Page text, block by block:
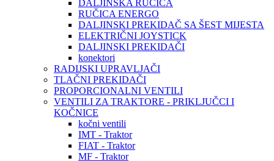
DALJINSKA RUČICA
RUČICA ENERGO
DALJINSKI PREKIDAČ SA ŠEST MIJESTA
ELEKTRIČNI JOYSTICK
DALJINSKI PREKIDAČI
konektori
RADIJSKI UPRAVLJAČI
TLAČNI PREKIDAČI
PROPORCIONALNI VENTILI
VENTILI ZA TRAKTORE - PRIKLJUČCI I
KOČNICE
kočni ventili
IMT - Traktor
FIAT - Traktor
MF - Traktor